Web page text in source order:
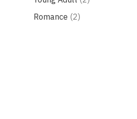
Romance 2produse